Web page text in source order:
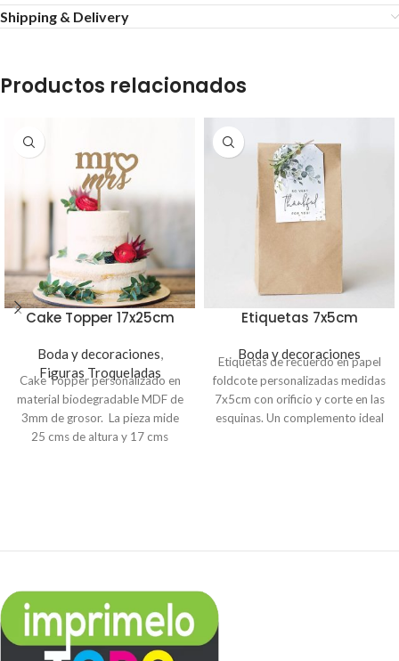
Shipping & Delivery
Productos relacionados
Cake Topper 17x25cm
Boda y decoraciones,
Figuras Troqueladas
Cake Topper personalizado en
material biodegradable MDF de
3mm de grosor. La pieza mide
25 cms de altura y 17 cms
Etiquetas 7x5cm
Boda y decoraciones
Etiquetas de recuerdo en papel
foldcote personalizadas medidas
7x5cm con orificio y corte en las
esquinas. Un complemento ideal